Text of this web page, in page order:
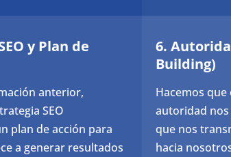
y Plan de
anterior,
SEO
plan de acción para
a generar resultados
6.
Building)
Hacemos
autoridad
que nos
hacia